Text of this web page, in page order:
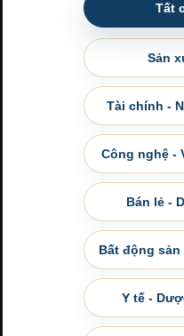
Tất
Sản
Tài chính -
Công nghệ -
Bán lẻ -
Bất động sản
Y tế -